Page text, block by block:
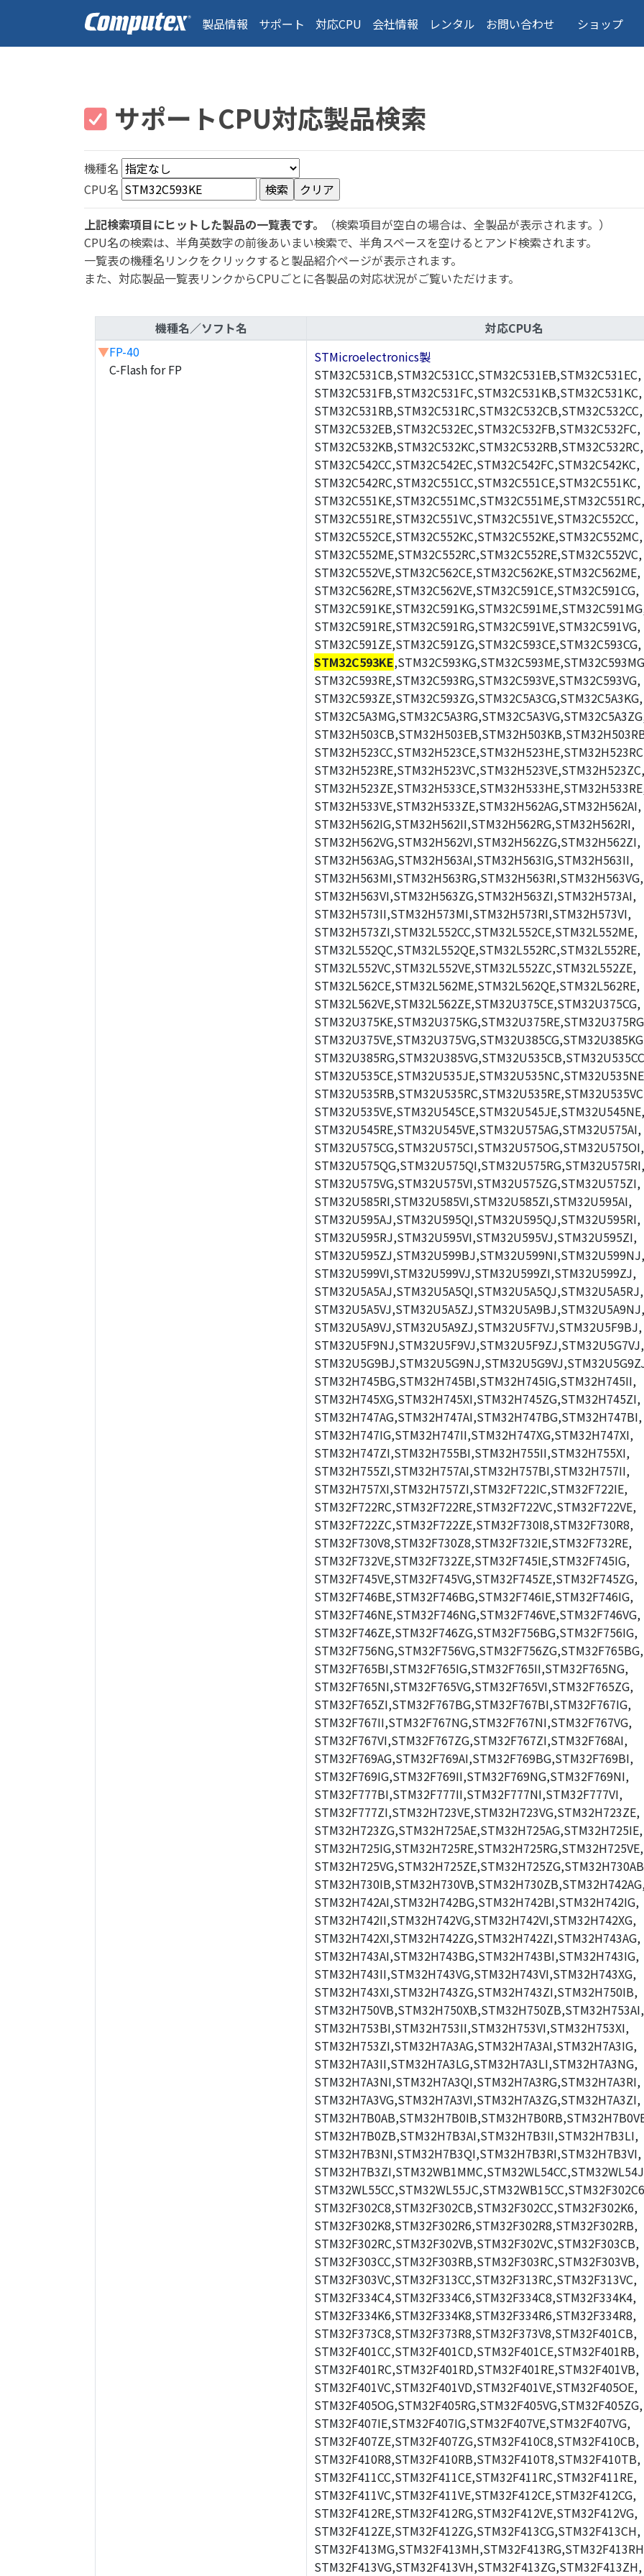
製品情報 サポート 対応CPU 会社情報 レンタル お問い合わせ ショップ
サポートCPU対応製品検索
機種名
CPU名
上記検索項目にヒットした製品の一覧表です。
（検索項目が空白の場合は、全製品が表示されます。）
CPU名の検索は、半角英数字の前後あいまい検索で、半角スペースを空けるとアンド検索されます。
一覧表の機種名リンクをクリックすると製品紹介ページが表示されます。
また、対応製品一覧表リンクからCPUごとに各製品の対応状況がご覧いただけます。
機種名／ソフト名
対応CPU名
▼FP-40
C-Flash for FP
STMicroelectronics製
STM32C531CB,STM32C531CC,STM32C531EB,STM32C531EC,
STM32C531FB,STM32C531FC,STM32C531KB,STM32C531KC,
STM32C531RB,STM32C531RC,STM32C532CB,STM32C532CC,
STM32C532EB,STM32C532EC,STM32C532FB,STM32C532FC,
STM32C532KB,STM32C532KC,STM32C532RB,STM32C532RC,
STM32C542CC,STM32C542EC,STM32C542FC,STM32C542KC,
STM32C542RC,STM32C551CC,STM32C551CE,STM32C551KC,
STM32C551KE,STM32C551MC,STM32C551ME,STM32C551RC,
STM32C551RE,STM32C551VC,STM32C551VE,STM32C552CC,
STM32C552CE,STM32C552KC,STM32C552KE,STM32C552MC,
STM32C552ME,STM32C552RC,STM32C552RE,STM32C552VC,
STM32C552VE,STM32C562CE,STM32C562KE,STM32C562ME,
STM32C562RE,STM32C562VE,STM32C591CE,STM32C591CG,
STM32C591RE,STM32C591RG,STM32C591VE,STM32C591VG,
STM32C591ZE,STM32C591ZG,STM32C593CE,STM32C593CG,
STM32C593KE
STM32C593RE,STM32C593RG,STM32C593VE,STM32C593VG,
STM32C593ZE,STM32C593ZG,STM32C5A3CG,STM32C5A3KG,
STM32H523RE,STM32H523VC,STM32H523VE,STM32H523ZC,
STM32H533VE,STM32H533ZE,STM32H562AG,STM32H562AI,
STM32H562IG,STM32H562II,STM32H562RG,STM32H562RI,
STM32H562VG,STM32H562VI,STM32H562ZG,STM32H562ZI,
STM32H563AG,STM32H563AI,STM32H563IG,STM32H563II,
STM32H563MI,STM32H563RG,STM32H563RI,STM32H563VG,
STM32H563VI,STM32H563ZG,STM32H563ZI,STM32H573AI,
STM32H573II,STM32H573MI,STM32H573RI,STM32H573VI,
STM32H573ZI,STM32L552CC,STM32L552CE,STM32L552ME,
STM32L552QC,STM32L552QE,STM32L552RC,STM32L552RE,
STM32L552VC,STM32L552VE,STM32L552ZC,STM32L552ZE,
STM32L562CE,STM32L562ME,STM32L562QE,STM32L562RE,
STM32L562VE,STM32L562ZE,STM32U375CE,STM32U375CG,
STM32U535VE,STM32U545CE,STM32U545JE,STM32U545NE,
STM32U545RE,STM32U545VE,STM32U575AG,STM32U575AI,
STM32U575CG,STM32U575CI,STM32U575OG,STM32U575OI,
STM32U575QG,STM32U575QI,STM32U575RG,STM32U575RI,
STM32U575VG,STM32U575VI,STM32U575ZG,STM32U575ZI,
STM32U585RI,STM32U585VI,STM32U585ZI,STM32U595AI,
STM32U595AJ,STM32U595QI,STM32U595QJ,STM32U595RI,
STM32U595RJ,STM32U595VI,STM32U595VJ,STM32U595ZI,
STM32U595ZJ,STM32U599BJ,STM32U599NI,STM32U599NJ,
STM32U599VI,STM32U599VJ,STM32U599ZI,STM32U599ZJ,
STM32U5A5AJ,STM32U5A5QI,STM32U5A5QJ,STM32U5A5RJ,
STM32U5A5VJ,STM32U5A5ZJ,STM32U5A9BJ,STM32U5A9NJ,
STM32U5A9VJ,STM32U5A9ZJ,STM32U5F7VJ,STM32U5F9BJ,
STM32U5F9NJ,STM32U5F9VJ,STM32U5F9ZJ,STM32U5G7VJ,
STM32H745BG,STM32H745BI,STM32H745IG,STM32H745II,
STM32H745XG,STM32H745XI,STM32H745ZG,STM32H745ZI,
STM32H747AG,STM32H747AI,STM32H747BG,STM32H747BI,
STM32H747IG,STM32H747II,STM32H747XG,STM32H747XI,
STM32H747ZI,STM32H755BI,STM32H755II,STM32H755XI,
STM32H755ZI,STM32H757AI,STM32H757BI,STM32H757II,
STM32H757XI,STM32H757ZI,STM32F722IC,STM32F722IE,
STM32F722RC,STM32F722RE,STM32F722VC,STM32F722VE,
STM32F722ZC,STM32F722ZE,STM32F730I8,STM32F730R8,
STM32F730V8,STM32F730Z8,STM32F732IE,STM32F732RE,
STM32F732VE,STM32F732ZE,STM32F745IE,STM32F745IG,
STM32F745VE,STM32F745VG,STM32F745ZE,STM32F745ZG,
STM32F746BE,STM32F746BG,STM32F746IE,STM32F746IG,
STM32F746NE,STM32F746NG,STM32F746VE,STM32F746VG,
STM32F746ZE,STM32F746ZG,STM32F756BG,STM32F756IG,
STM32F756NG,STM32F756VG,STM32F756ZG,STM32F765BG,
STM32F765BI,STM32F765IG,STM32F765II,STM32F765NG,
STM32F765NI,STM32F765VG,STM32F765VI,STM32F765ZG,
STM32F765ZI,STM32F767BG,STM32F767BI,STM32F767IG,
STM32F767II,STM32F767NG,STM32F767NI,STM32F767VG,
STM32F767VI,STM32F767ZG,STM32F767ZI,STM32F768AI,
STM32F769AG,STM32F769AI,STM32F769BG,STM32F769BI,
STM32F769IG,STM32F769II,STM32F769NG,STM32F769NI,
STM32F777BI,STM32F777II,STM32F777NI,STM32F777VI,
STM32F777ZI,STM32H723VE,STM32H723VG,STM32H723ZE,
STM32H723ZG,STM32H725AE,STM32H725AG,STM32H725IE,
STM32H725IG,STM32H725RE,STM32H725RG,STM32H725VE,
STM32H742AI,STM32H742BG,STM32H742BI,STM32H742IG,
STM32H742II,STM32H742VG,STM32H742VI,STM32H742XG,
STM32H742XI,STM32H742ZG,STM32H742ZI,STM32H743AG,
STM32H743AI,STM32H743BG,STM32H743BI,STM32H743IG,
STM32H743II,STM32H743VG,STM32H743VI,STM32H743XG,
STM32H743XI,STM32H743ZG,STM32H743ZI,STM32H750IB,
STM32H750VB,STM32H750XB,STM32H750ZB,STM32H753AI,
STM32H753BI,STM32H753II,STM32H753VI,STM32H753XI,
STM32H753ZI,STM32H7A3AG,STM32H7A3AI,STM32H7A3IG,
STM32H7A3II,STM32H7A3LG,STM32H7A3LI,STM32H7A3NG,
STM32H7A3NI,STM32H7A3QI,STM32H7A3RG,STM32H7A3RI,
STM32H7A3VG,STM32H7A3VI,STM32H7A3ZG,STM32H7A3ZI,
STM32H7B0ZB,STM32H7B3AI,STM32H7B3II,STM32H7B3LI,
STM32H7B3NI,STM32H7B3QI,STM32H7B3RI,STM32H7B3VI,
STM32F302C8,STM32F302CB,STM32F302CC,STM32F302K6,
STM32F302K8,STM32F302R6,STM32F302R8,STM32F302RB,
STM32F302RC,STM32F302VB,STM32F302VC,STM32F303CB,
STM32F303CC,STM32F303RB,STM32F303RC,STM32F303VB,
STM32F303VC,STM32F313CC,STM32F313RC,STM32F313VC,
STM32F334C4,STM32F334C6,STM32F334C8,STM32F334K4,
STM32F334K6,STM32F334K8,STM32F334R6,STM32F334R8,
STM32F373C8,STM32F373R8,STM32F373V8,STM32F401CB,
STM32F401CC,STM32F401CD,STM32F401CE,STM32F401RB,
STM32F401RC,STM32F401RD,STM32F401RE,STM32F401VB,
STM32F401VC,STM32F401VD,STM32F401VE,STM32F405OE,
STM32F405OG,STM32F405RG,STM32F405VG,STM32F405ZG,
STM32F407IE,STM32F407IG,STM32F407VE,STM32F407VG,
STM32F407ZE,STM32F407ZG,STM32F410C8,STM32F410CB,
STM32F410R8,STM32F410RB,STM32F410T8,STM32F410TB,
STM32F411CC,STM32F411CE,STM32F411RC,STM32F411RE,
STM32F411VC,STM32F411VE,STM32F412CE,STM32F412CG,
STM32F412RE,STM32F412RG,STM32F412VE,STM32F412VG,
STM32F412ZE,STM32F412ZG,STM32F413CG,STM32F413CH,
STM32F413VG,STM32F413VH,STM32F413ZG,STM32F413ZH,